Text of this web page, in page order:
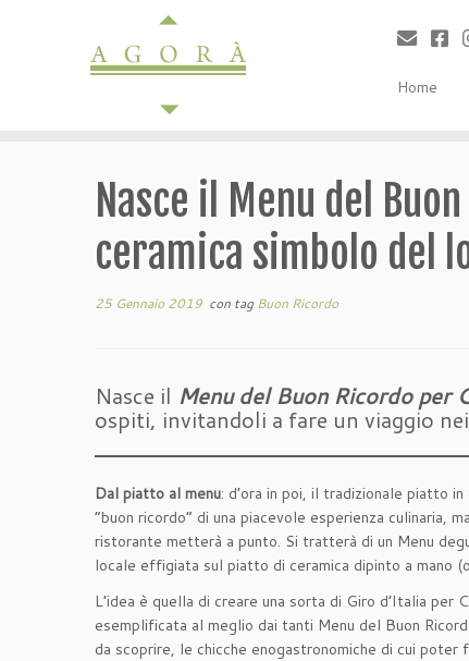
Home
Nasce il Menu del
ceramica simbolo del
25 Gennaio 2019 con tagBuon Ricordo
Nasce il Menu del Buon Ricordo per
ospiti, invitandoli a fare un viaggio
Dal piatto al menu: d’ora in poi, il tradizionale piatto
“buon ricordo” di una piacevole esperienza culinaria,
ristorante metterà a punto. Si tratterà di un Menu
locale effigiata sul piatto di ceramica dipinto a mano
L’idea è quella di creare una sorta di Giro d’Italia
esemplificata al meglio dai tanti Menu del Buon
da scoprire, le chicche enogastronomiche di cui poter